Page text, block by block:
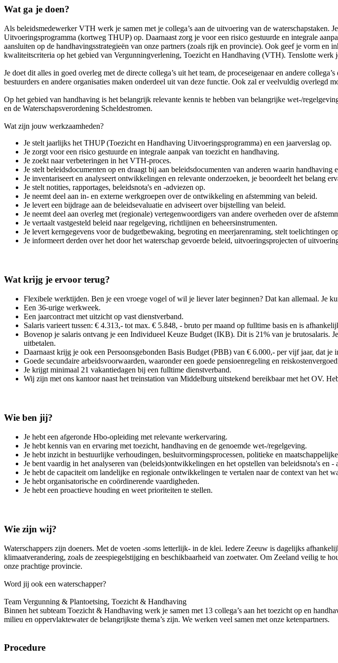
Wat ga je doen?
Als beleidsmedewerker VTH werk je samen met je collega’s aan de uitvoering van de
Uitvoeringsprogramma (kortweg THUP) op. Daarnaast zorg je voor een risico gestuurde en integrale
aansluiten op de handhavingsstrategieën van onze partners (zoals rijk en provincie). Ook geef je vorm en
kwaliteitscriteria op het gebied van Vergunningverlening, Toezicht en Handhaving (VTH). Tenslotte werk
Je doet dit alles in goed overleg met de directe collega’s uit het team, de proceseigenaar en andere
bestuurders en andere organisaties maken onderdeel uit van deze functie. Ook zal er veelvuldig overlegd
Op het gebied van handhaving is het belangrijk relevante kennis te hebben van belangrijke wet-/
en de Waterschapsverordening Scheldestromen.
Wat zijn jouw werkzaamheden?
Je stelt jaarlijks het THUP (Toezicht en Handhaving Uitvoeringsprogramma) en een jaarverslag op.
Je zorgt voor een risico gestuurde en integrale aanpak van toezicht en handhaving.
Je zoekt naar verbeteringen in het VTH-proces.
Je stelt beleidsdocumenten op en draagt bij aan beleidsdocumenten van anderen waarin handhaving
Je inventariseert en analyseert ontwikkelingen en relevante onderzoeken, je beoordeelt het belang
Je stelt notities, rapportages, beleidsnota's en -adviezen op.
Je neemt deel aan in- en externe werkgroepen over de ontwikkeling en afstemming van beleid.
Je levert een bijdrage aan de beleidsevaluatie en adviseert over bijstelling van beleid.
Je neemt deel aan overleg met (regionale) vertegenwoordigers van andere overheden over de
Je vertaalt vastgesteld beleid naar regelgeving, richtlijnen en beheersinstrumenten.
Je levert kerngegevens voor de budgetbewaking, begroting en meerjarenraming, stelt toelichtingen
Je informeert derden over het door het waterschap gevoerde beleid, uitvoeringsprojecten of
Wat krijg je ervoor terug?
Flexibele werktijden. Ben je een vroege vogel of wil je liever later beginnen? Dat kan allemaal. Je
Een 36-urige werkweek.
Een jaarcontract met uitzicht op vast dienstverband.
Salaris varieert tussen: € 4.313,- tot max. € 5.848, - bruto per maand op fulltime basis en is
Bovenop je salaris ontvang je een Individueel Keuze Budget (IKB). Dit is 21% van je brutosalaris.
uitbetalen.
Daarnaast krijg je ook een Persoonsgebonden Basis Budget (PBB) van € 6.000,- per vijf jaar, dat
Goede secundaire arbeidsvoorwaarden, waaronder een goede pensioenregeling en
Je krijgt minimaal 21 vakantiedagen bij een fulltime dienstverband.
Wij zijn met ons kantoor naast het treinstation van Middelburg uitstekend bereikbaar met het OV.
Wie ben jij?
Je hebt een afgeronde Hbo-opleiding met relevante werkervaring.
Je hebt kennis van en ervaring met toezicht, handhaving en de genoemde wet-/regelgeving.
Je hebt inzicht in bestuurlijke verhoudingen, besluitvormingsprocessen, politieke en
Je bent vaardig in het analyseren van (beleids)ontwikkelingen en het opstellen van beleidsnota's en -
Je hebt de capaciteit om landelijke en regionale ontwikkelingen te vertalen naar de context van het
Je hebt organisatorische en coördinerende vaardigheden.
Je hebt een proactieve houding en weet prioriteiten te stellen.
Wie zijn wij?
Waterschappers zijn doeners. Met de voeten -soms letterlijk- in de klei. Iedere Zeeuw is dagelijks
klimaatverandering, zoals de zeespiegelstijging en beschikbaarheid van zoetwater. Om Zeeland veilig te
onze prachtige provincie.
Word jij ook een waterschapper?
Team Vergunning & Plantoetsing, Toezicht & Handhaving
Binnen het subteam Toezicht & Handhaving werk je samen met 13 collega’s aan het toezicht op en
milieu en oppervlaktewater de belangrijkste thema’s zijn. We werken veel samen met onze ketenpartners.
Procedure